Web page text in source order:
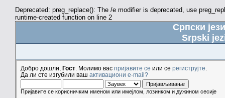
Deprecated: preg_replace(): The /e modifier is deprecated, use
runtime-created function on line 2
Српски
Srpski
Добро дошли, Гост . Молимо вас пријавите се или се региструјте
Да ли сте изгубили ваш активациони e-mail?
Пријавите се корисничким именом или имејлом, лозинком и дужином сесије